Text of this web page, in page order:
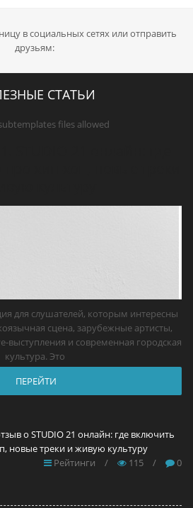
в социальных сетях или отправить
друзьям:
СТАТЬИ
files allowed
для слушателей, которым интересны
сцена, зарубежные артисты,
и современная городская
культура. Это
ПЕРЕЙТИ
о STUDIO 21 онлайн: где включить
новые треки и живую культуру
Рейтинги
/ 115 / 0